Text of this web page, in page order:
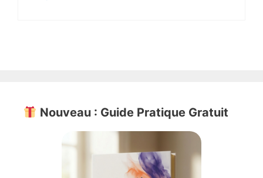
Nouveau : Guide Pratique Gratuit